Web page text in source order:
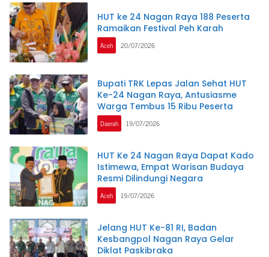
HUT ke 24 Nagan Raya 188 Peserta
Ramaikan Festival Peh Karah
Aceh 20/07/2026
Bupati TRK Lepas Jalan Sehat HUT
Ke-24 Nagan Raya, Antusiasme
Warga Tembus 15 Ribu Peserta
Daerah 19/07/2026
HUT Ke 24 Nagan Raya Dapat Kado
Istimewa, Empat Warisan Budaya
Resmi Dilindungi Negara
Aceh 19/07/2026
Jelang HUT Ke-81 RI, Badan
Kesbangpol Nagan Raya Gelar
Diklat Paskibraka